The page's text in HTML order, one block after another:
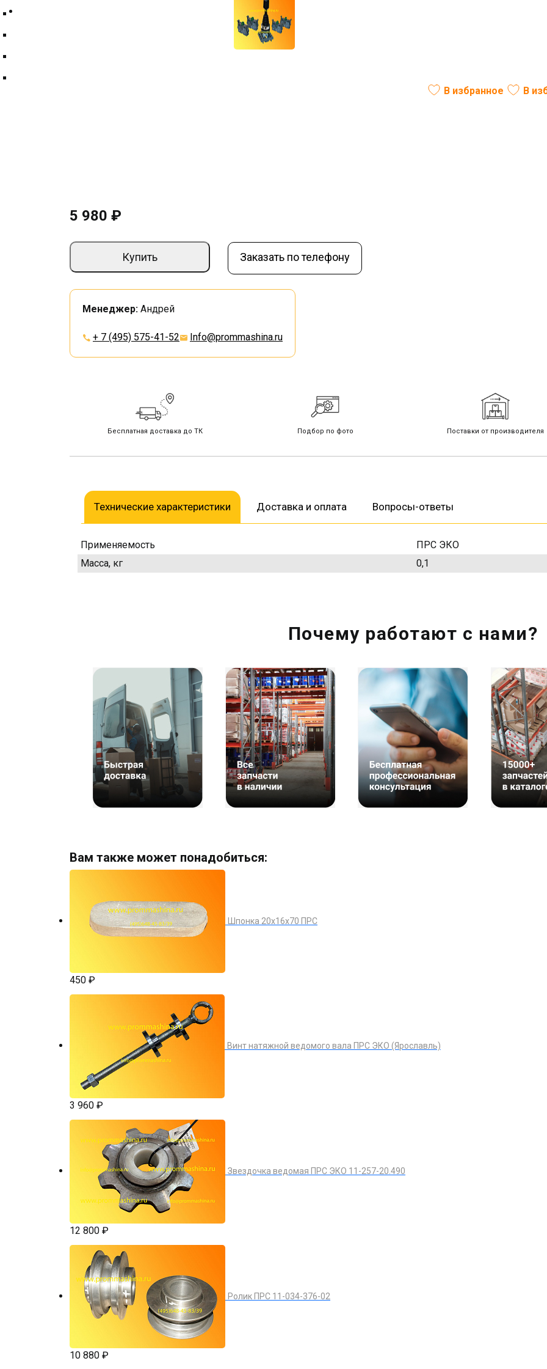
В избранное В
5 980 ₽
Купить Заказать по телефону
Менеджер: Андрей
+ 7 (495) 575-41-52 Info@prommashina.ru
Бесплатная доставка до ТК Подбор по фото Поставки от производителя
Технические характеристики Доставка и оплата Вопросы-ответы
Применяемость
ПРС ЭКО
Масса, кг
0,1
Почему работают с нами?
Вам также может понадобиться:
Шпонка 20х16х70 ПРС
450 ₽
Винт натяжной ведомого вала ПРС ЭКО (Ярославль)
3 960 ₽
Звездочка ведомая ПРС ЭКО 11-257-20.490
12 800 ₽
Ролик ПРС 11-034-376-02
10 880 ₽